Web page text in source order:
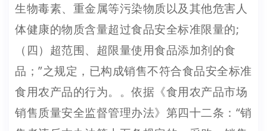
生物毒素、重金属等污染物质以及其他危害人
体健康的物质含量超过食品安全标准限量的;
（四）超范围、超限量使用食品添加剂的食
品；”之规定，已构成销售不符合食品安全标准
食用农产品的行为。。依据《食用农产品市场
销售质量安全监督管理办法》第四十二条：“销